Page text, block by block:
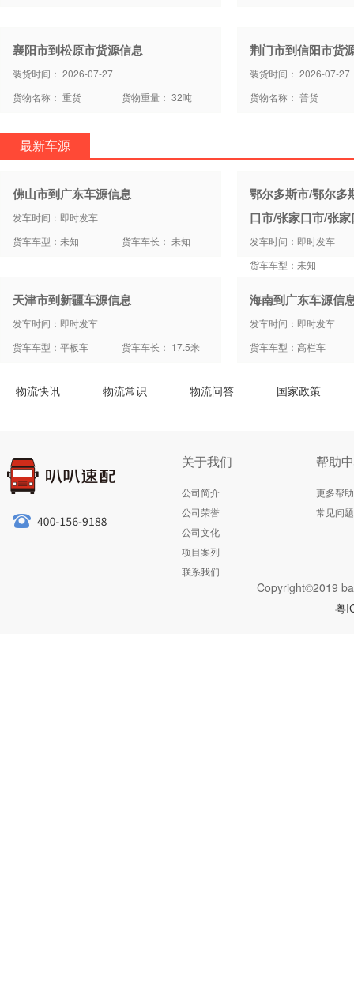
襄阳市到松原市货源信息
装货时间： 2026-07-27
货物名称： 重货
货物重量： 32吨
荆门市到信阳市货
装货时间： 2026-07-27
货物名称： 普货
最新车源
佛山市到广东车源信息
发车时间：即时发车
货车车型：未知
货车车长： 未知
鄂尔多斯市/鄂尔多
口市/张家口市/张
发车时间：即时发车
货车车型：未知
天津市到新疆车源信息
发车时间：即时发车
货车车型：平板车
货车车长： 17.5米
海南到广东车源信
发车时间：即时发车
货车车型：高栏车
物流快讯 物流常识 物流问答 国家政策
关于我们
公司简介
公司荣誉
公司文化
项目案列
联系我们
帮助
更多帮助
常见问题
Copyright©2019
粤